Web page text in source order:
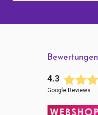
Bewertungen
4.3
Google Reviews